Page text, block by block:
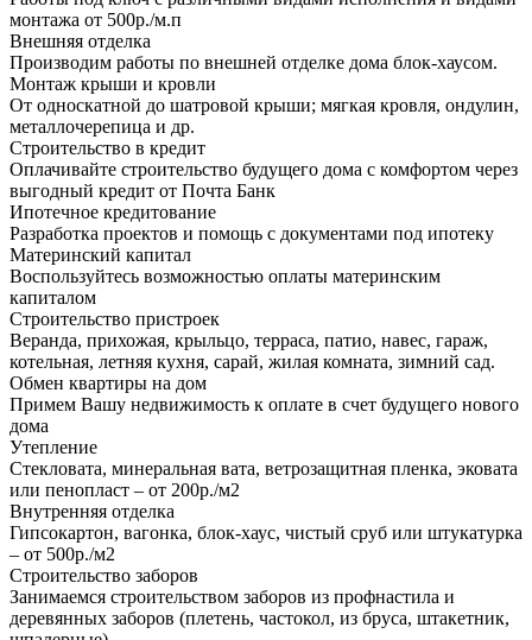
монтажа от 500р./м.п
Внешняя отделка
Производим работы по внешней отделке дома блок-хаусом.
Монтаж крыши и кровли
От односкатной до шатровой крыши; мягкая кровля, ондулин,
металлочерепица и др.
Строительство в кредит
Оплачивайте строительство будущего дома с комфортом через
выгодный кредит от Почта Банк
Ипотечное кредитование
Разработка проектов и помощь с документами под ипотеку
Материнский капитал
Воспользуйтесь возможностью оплаты материнским
капиталом
Строительство пристроек
Веранда, прихожая, крыльцо, терраса, патио, навес, гараж,
котельная, летняя кухня, сарай, жилая комната, зимний сад.
Обмен квартиры на дом
Примем Вашу недвижимость к оплате в счет будущего нового
дома
Утепление
Стекловата, минеральная вата, ветрозащитная пленка, эковата
или пенопласт – от 200р./м2
Внутренняя отделка
Гипсокартон, вагонка, блок-хаус, чистый сруб или штукатурка
– от 500р./м2
Строительство заборов
Занимаемся строительством заборов из профнастила и
деревянных заборов (плетень, частокол, из бруса, штакетник,